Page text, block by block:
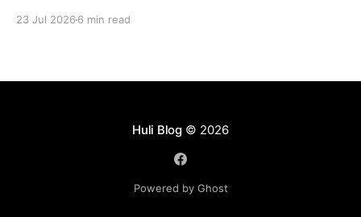
23 Jul 2026 6 min read
Huli Blog© 2026
Powered by Ghost